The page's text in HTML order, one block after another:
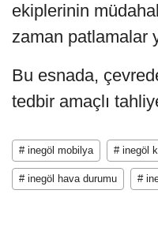
ekiplerinin
zaman patlamalar
Bu esnada,
tedbir amaçlı
# inegöl mobilya # inegöl
# inegöl hava durumu #